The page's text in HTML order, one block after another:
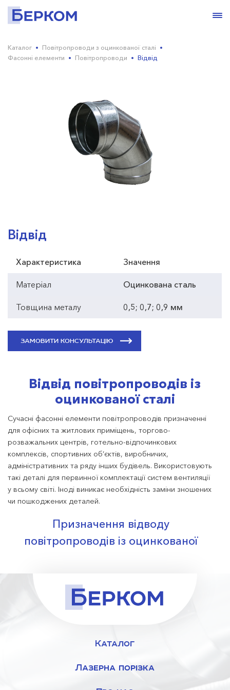
Каталог
Повітропроводи з оцинкованої сталі
Фасонні елементи
Повітропроводи Відвід
Відвід
Характеристика Значення
Матеріал Оцинкована сталь
Товщина металу 0,5; 0,7; 0,9 мм
ЗАМОВИТИ КОНСУЛЬТАЦІЮ
Відвід повітропроводів із
оцинкованої сталі
Сучасні фасонні елементи повітропроводів призначенні
для офісних та житлових приміщень, торгово-
розважальних центрів, готельно-відпочинкових
комплексів, спортивних об’єктів, виробничих,
адміністративних та ряду інших будівель. Використовують
такі деталі для первинної комплектації систем вентиляції
у всьому світі. Іноді виникає необхідність заміни зношених
чи пошкоджених деталей.
Призначення відводу
повітропроводів із оцинкованої
скерування повітряних мас у потрібному напрямі;
оптимізація циркуляції повітря у системі.
кваліфікованих спеціалістів.
Переваги деталей повітропроводів:
Каталог
Лазерна порізка